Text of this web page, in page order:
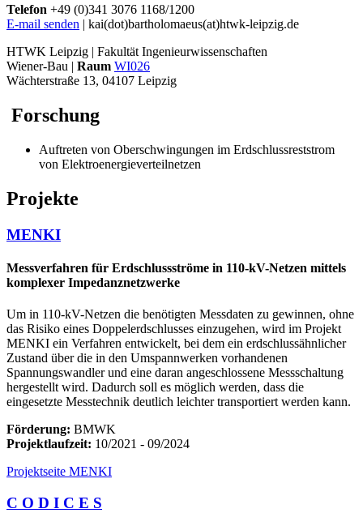
Telefon +49 (0)341 3076 1168/1200
E-mail senden | kai(dot)bartholomaeus(at)htwk-leipzig.de
HTWK Leipzig | Fakultät Ingenieurwissenschaften
Wiener-Bau | Raum WI026
Wächterstraße 13, 04107 Leipzig
Forschung
Auftreten von Oberschwingungen im Erdschlussreststrom
von Elektroenergieverteilnetzen
Projekte
MENKI
Messverfahren für Erdschlussströme in 110-kV-Netzen mittels
komplexer Impedanznetzwerke
Um in 110-kV-Netzen die benötigten Messdaten zu gewinnen, ohne
das Risiko eines Doppelerdschlusses einzugehen, wird im Projekt
MENKI ein Verfahren entwickelt, bei dem ein erdschlussähnlicher
Zustand über die in den Umspannwerken vorhandenen
Spannungswandler und eine daran angeschlossene Messschaltung
hergestellt wird. Dadurch soll es möglich werden, dass die
eingesetzte Messtechnik deutlich leichter transportiert werden kann.
Förderung: BMWK
Projektlaufzeit: 10/2021 - 09/2024
Projektseite MENKI
C O D I C E S